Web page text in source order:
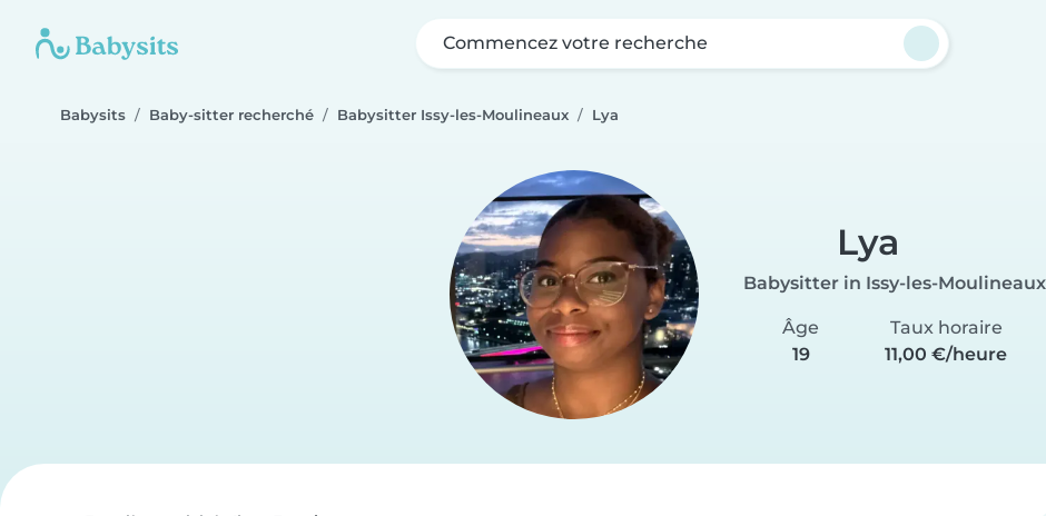
Commencez votre recherche
Babysits Baby-sitter recherché Babysitter Issy-les-Moulineaux Lya
Lya
Babysitter in Issy-les-Moulineaux
Âge
19
Taux horaire
11,00 €/heure